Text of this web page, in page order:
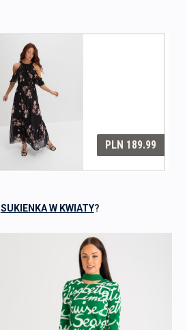
SUKIENKA W KWIATY?